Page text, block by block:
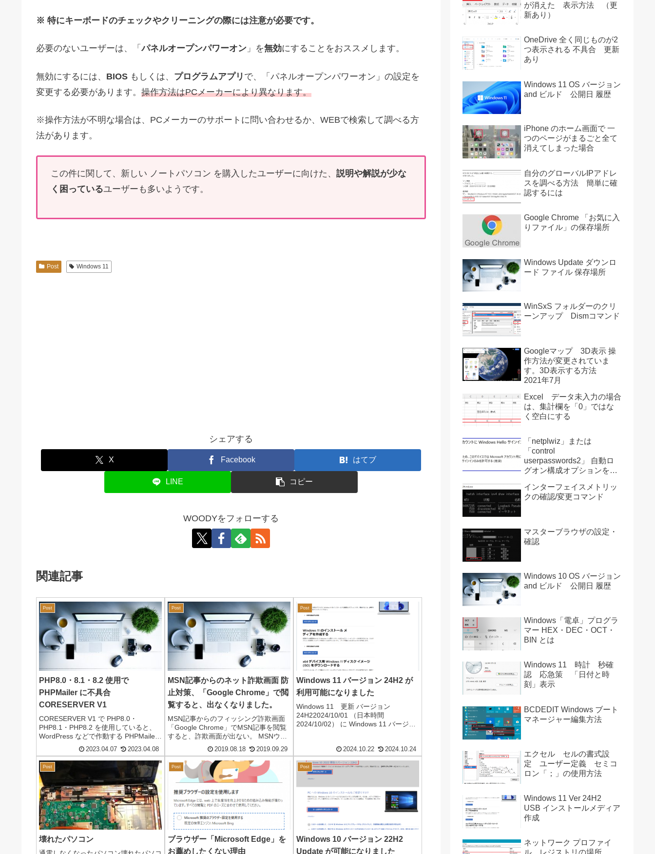
※ 特にキーボードのチェックやクリーニングの際には注意が必要です。
必要のないユーザーは、「パネルオープンパワーオン 」を無効にすることをおススメします。
無効にするには、 BIOS もしくは、 プログラムアプリ で、「パネルオープンパワーオン」の設定を
変更する必要があります。 操作方法はPCメーカーにより異なります。
※操作方法が不明な場合は、PCメーカーのサポートに問い合わせるか、WEBで検索して調べる方
法があります。
この件に関して、新しい ノートパソコン を購入したユーザーに向けた、 説明や解説が少な
く困っているユーザーも多いようです。
Post Windows 11
シェアする
X Facebook はてブ
LINE コピー
WOODYをフォローする
関連記事
Post
PHP8.0・8.1・8.2 使用で
PHPMailer に不具合
CORESERVER V1
CORESERVER V1 で PHP8.0・
PHP8.1・PHP8.2 を使用していると、
WordPress などで作動する PHPMailer
に不具合が発生します。※ コアサーバ
ー（CORESERVER）V2 では、この現
象は発生しま...
2023.04.07 2023.04.08
Post
MSN記事からのネット詐欺画面 防
止対策、「Google Chrome」で閲
覧すると、出なくなりました。
MSN記事からのフィッシング詐欺画面
「Google Chrome」でMSN記事を閲覧
すると、詐欺画面が出ない。 MSNウェ
ブ記事から、パソコン端末は関係なく毎
日のようにネット詐欺の画面が出るよう
になっていましたが、ブラウザ
「Google ...
2019.08.18 2019.09.29
Post
Windows 11 バージョン 24H2 が
利用可能になりました
Windows 11 更新 バージョン
24H22024/10/01 （日本時間
2024/10/02） に Windows 11 バージョ
2024.10.22 2024.10.24
Post
壊れたパソコン
Post
ブラウザー「Microsoft Edge」を
お薦めしたくない理由
Post
Windows 10 バージョン 22H2
Update が可能になりました
が消えた 表示方法 （更
新あり）
OneDrive 全く同じものが2
つ表示される 不具合 更新
あり
Windows 11 OS バージョン
and ビルド 公開日 履歴
iPhone のホーム画面で 一
つのページがまるごと全て
消えてしまった場合
自分のグローバルIPアドレ
スを調べる方法 簡単に確
認するには
Google Chrome 「お気に入
りファイル」の保存場所
Windows Update ダウンロ
ード ファイル 保存場所
WinSxS フォルダーのクリ
ーンアップ Dismコマンド
Googleマップ 3D表示 操
作方法が変更されていま
す。3D表示する方法
2021年7月
Excel データ未入力の場合
は、集計欄を「0」ではな
く空白にする
「netplwiz」または
「control
userpasswords2」 自動ロ
グオン構成オプションを復
インターフェイスメトリッ
クの確認/変更コマンド
マスターブラウザの設定・
確認
Windows 10 OS バージョン
and ビルド 公開日 履歴
Windows「電卓」プログラ
マー HEX・DEC・OCT・
BIN とは
Windows 11 時計 秒確
認 応急策 「日付と時
刻」表示
BCDEDIT Windows ブート
マネージャー編集方法
エクセル セルの書式設
定 ユーザー定義 セミコ
ロン「；」の使用方法
Windows 11 Ver 24H2
USB インストールメディア
作成
ネットワーク プロファイ